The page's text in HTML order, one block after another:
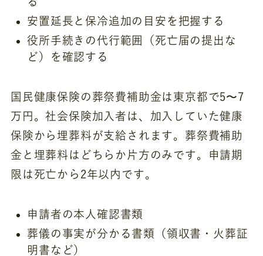
安置延長と保冷追加の目安を把握する
役所手続きの代行範囲（死亡届の提出な
ど）を確認する
国民健康保険の葬祭費補助金は東京都で5〜7
万円。社会保険加入者は、加入していた健康
保険から埋葬料が支給されます。葬祭費補助
金と埋葬料はどちらか片方のみです。申請期
限は死亡から2年以内です。
申請者の本人確認書類
葬儀の事実が分かる書類（領収書・火葬証
明書など）